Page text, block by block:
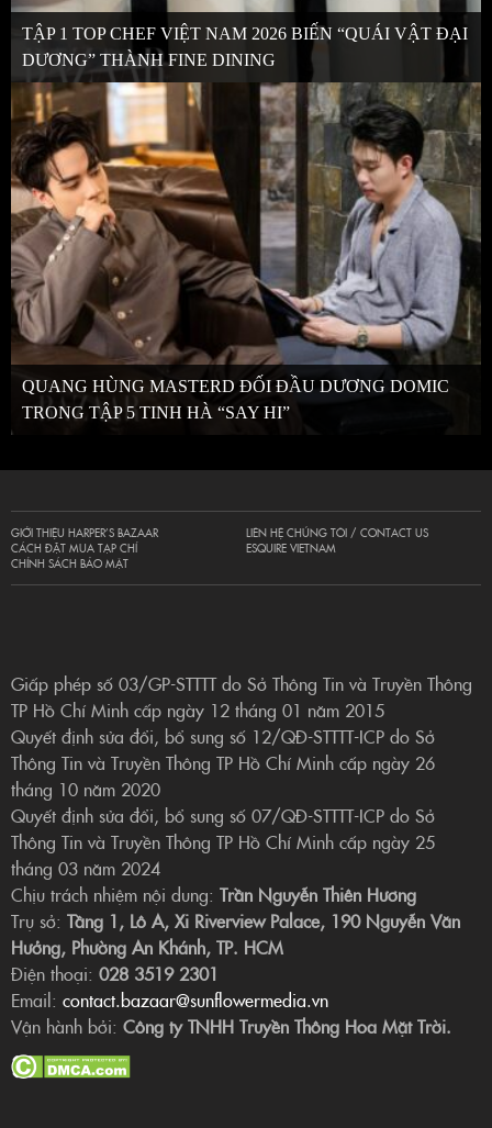
TẬP 1 TOP CHEF VIỆT NAM 2026 BIẾN “QUÁI VẬT ĐẠI
DƯƠNG” THÀNH FINE DINING
QUANG HÙNG MASTERD ĐỐI ĐẦU DƯƠNG DOMIC
TRONG TẬP 5 TINH HÀ “SAY HI”
GIỚI THIỆU HARPER’S BAZAAR
CÁCH ĐẶT MUA TẠP CHÍ
CHÍNH SÁCH BẢO MẬT
LIÊN HỆ CHÚNG TÔI / CONTACT US
ESQUIRE VIETNAM
Giấp phép số 03/GP-STTTT do Sở Thông Tin và Truyền Thông
TP Hồ Chí Minh cấp ngày 12 tháng 01 năm 2015
Quyết định sửa đổi, bổ sung số 12/QĐ-STTTT-ICP do Sở
Thông Tin và Truyền Thông TP Hồ Chí Minh cấp ngày 26
tháng 10 năm 2020
Quyết định sửa đổi, bổ sung số 07/QĐ-STTTT-ICP do Sở
Thông Tin và Truyền Thông TP Hồ Chí Minh cấp ngày 25
tháng 03 năm 2024
Chịu trách nhiệm nội dung: Trần Nguyễn Thiên Hương
Trụ sở: Tầng 1, Lô A, Xi Riverview Palace, 190 Nguyễn Văn
Hưởng, Phường An Khánh, TP. HCM
Điện thoại: 028 3519 2301
Email: contact.bazaar@sunflowermedia.vn
Vận hành bởi: Công ty TNHH Truyền Thông Hoa Mặt Trời.